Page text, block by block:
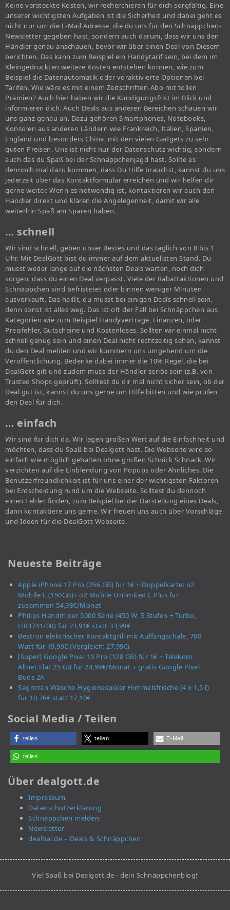
Keine versteckte Kosten, wir recherchieren für dich sorgfältig. Eine
unserer wichtigsten Aufgaben ist die Sicherheit und dabei geht es
nicht nur um die E-Mail Adresse, die du uns für den Schnäppchen-
Newsletter gegeben hast, sondern auch darum, dass wir uns den
Händler genau anschauen, bevor wir über einen Deal von Diesem
berichten. Das kann zum Beispiel ein Handytarif sein, bei dem im
Kleingedruckten weitere Kosten entstehen können, wie zum
Beispiel die Datenautomatik oder voraktivierte Optionen bei
Tarifen. Wie wäre es mit einem Zeitschriften-Abo mit tollen
Prämien? Auch hier haben wir die Kündigungsfrist im Blick und
informieren dich. Auch Deals aus anderen Bereichen schauen wir
uns ganz genau an. Dazu gehören Smartphones, Notebooks,
Konsolen aus anderen Ländern wie Frankreich, Italien, Spanien,
England und besonders China, mit den vielen Gadgets zu sehr
guten Preisen. Uns ist nicht nur der Datenschutz wichtig, sondern
auch das du Spaß bei der Schnäppchenjagd hast. Sollte es
dennoch mal dazu kommen, dass Du Hilfe brauchst, kannst du uns
jederzeit über das Kontaktformular erreichen und wir helfen dir
gerne weiter. Wenn es notwendig ist, kontaktieren wir auch den
Händler direkt und klären die Angelegenheit, damit wir alle
weiterhin Spaß am Sparen haben.
… schnell
Wir sind schnell, geben unser Bestes und das täglich von 8 bis 1
Uhr. Mit DealGott bist du immer auf dem aktuellsten Stand. Du
musst weder lange auf die nächsten Deals warten, noch dich
sorgen, dass du einen Deal verpasst. Viele der Rabattaktionen und
Schnäppchen sind befristetet oder binnen weniger Minuten
ausverkauft. Das heißt, du musst bei einigen Deals schnell sein,
denn sonst ist alles weg. Das ist oft der Fall bei Schnäppchen aus
Kategorien wie zum Beispiel Handyverträge, Finanzen, oder
Preisfehler, Gutscheine und Kostenloses. Sollten wir einmal nicht
schnell genug sein und einen Deal nicht rechtzeitig sehen, kannst
du den Deal melden und wir kümmern uns umgehend um die
Veröffentlichung. Bedenke dabei immer die 10% Regel, die bei
DealGott gilt und zudem muss der Händler seriös sein (z.B. von
Trusted Shops geprüft). Solltest du dir mal nicht sicher sein, ob der
Deal gut ist, kannst du uns gerne um Hilfe bitten und wie prüfen
den Deal für dich.
… einfach
Wir sind für dich da. Wir legen großen Wert auf die Einfachheit und
möchten, dass du Spaß bei Dealgott hast. Die Webseite wird so
einfach wie möglich gehalten ohne großen Schnick Schnack. Wir
verzichten auf die Einblendung von Popups oder Ähnliches. Die
Benutzerfreundlichkeit ist für uns einer der wichtigsten Faktoren
bei Entscheidung rund um die Webseite. Solltest du dennoch
einen Fehler finden, zum Beispiel bei der Darstellung eines Deals,
dann kontaktiere uns gerne. Wir freuen uns auch über Vorschläge
und Ideen für die DealGott Webseite.
Neueste Beiträge
Apple iPhone 17 Pro (256 GB) für 1€ + Doppelkarte: o2
Mobile L (150GB)+ o2 Mobile Unlimited L Plus für
zusammen 54,98€/Monat
Philips Handmixer 5000 Serie (450 W, 5 Stufen + Turbo,
HR3741/00) für 23,91€ statt 33,99€
Bestron elektrischer Kontaktgrill mit Auffangschale, 700
Watt für 19,99€ (Vergleich: 27,99€)
[Super] Google Pixel 10 Pro (128 GB) für 1€ + Telekom
Allnet Flat 25 GB für 24,99€/Monat + gratis Google Pixel
Buds 2A
Sagrotan Wäsche-Hygienespüler Himmelsfrische (4 x 1,5 l)
für 10,76€ statt 17,10€
Social Media / Teilen
teilen teilen E-Mail
teilen
Über dealgott.de
Impressum
Datenschutzerklärung
Schnäppchen melden
Newsletter
dealhai.de – Deals & Schnäppchen
Viel Spaß bei Dealgott.de - dein Schnäppchenblog!